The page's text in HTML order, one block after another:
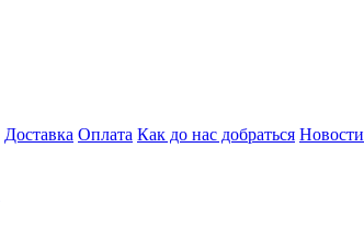
Доставка Оплата Как до нас добраться Новости